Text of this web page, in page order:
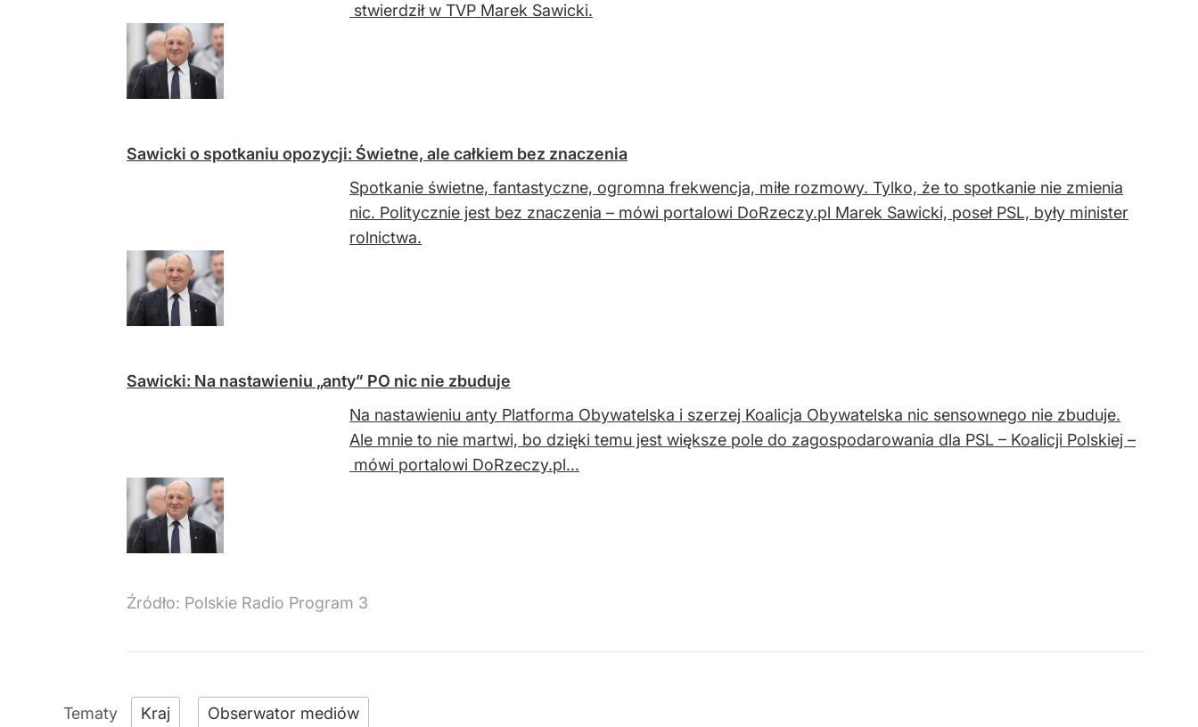
stwierdził w TVP Marek Sawicki.
Sawicki o spotkaniu opozycji: Świetne, ale całkiem bez znaczenia
Spotkanie świetne, fantastyczne, ogromna frekwencja, miłe rozmowy. Tylko, że to spotkanie nie zmienia
nic. Politycznie jest bez znaczenia – mówi portalowi DoRzeczy.pl Marek Sawicki, poseł PSL, były minister
rolnictwa.
Sawicki: Na nastawieniu „anty” PO nic nie zbuduje
Na nastawieniu anty Platforma Obywatelska i szerzej Koalicja Obywatelska nic sensownego nie zbuduje.
Ale mnie to nie martwi, bo dzięki temu jest większe pole do zagospodarowania dla PSL – Koalicji Polskiej –
mówi portalowi DoRzeczy.pl...
Źródło: Polskie Radio Program 3
Kraj Obserwator mediów